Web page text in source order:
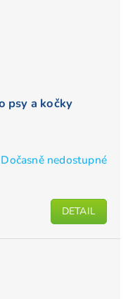
psy a kočky
Dočasně nedostupné
DETAIL